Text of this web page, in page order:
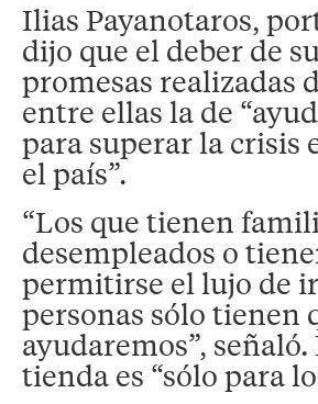
Ilias Payanotaros,
dijo que el deber de
promesas realizadas
entre ellas la de
para superar la crisis
el país”.
“Los que tienen
desempleados o
permitirse el lujo de
personas sólo tienen
ayudaremos”,
tienda es “sólo para